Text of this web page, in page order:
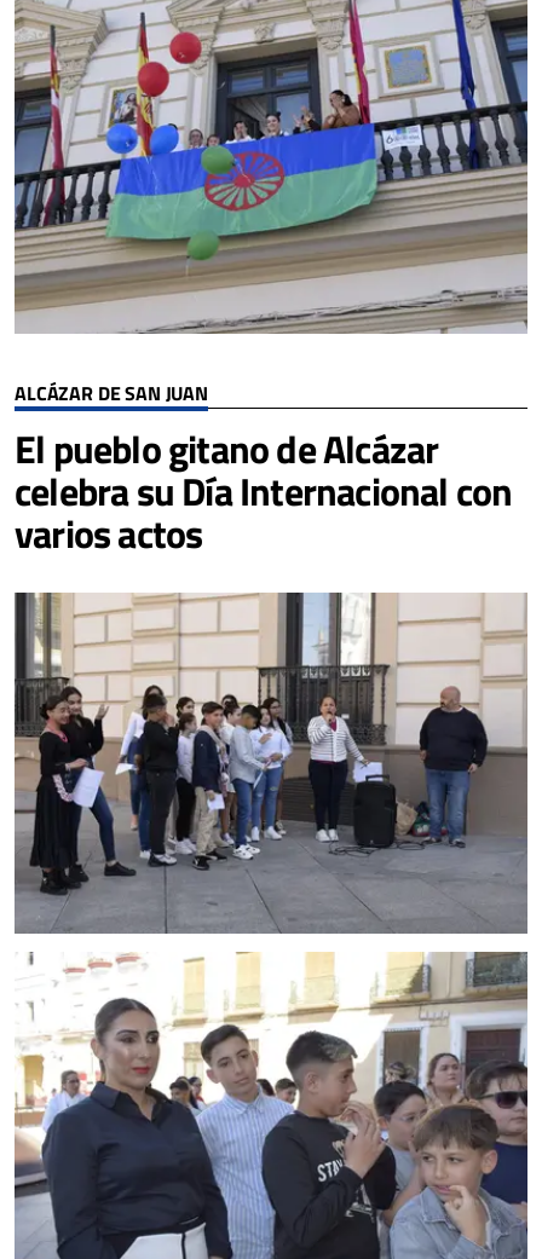
ALCÁZAR DE SAN JUAN
El pueblo gitano de Alcázar
celebra su Día Internacional con
varios actos